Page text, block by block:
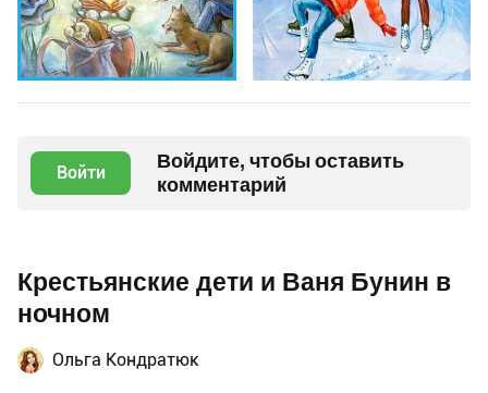
Войти
Войдите, чтобы оставить
комментарий
Крестьянские дети и Ваня Бунин в
ночном
Ольга Кондратюк